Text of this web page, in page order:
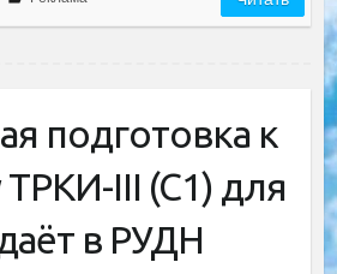
подготовка к
III (C1) для
в РУДН